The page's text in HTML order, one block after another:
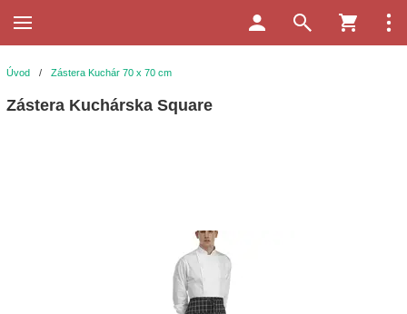
Úvod / Zástera Kuchár 70 x 70 cm
Zástera Kuchárska Square